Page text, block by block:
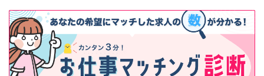
九州・沖縄
美容外科、
循環器内科など
未経験歓迎、
土日祝休みなど
年収
年収500万円以上など 正社員、契約社員など